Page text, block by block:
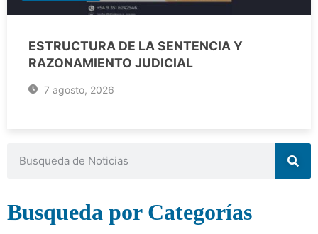
ESTRUCTURA DE LA SENTENCIA Y
RAZONAMIENTO JUDICIAL
7 agosto, 2026
Busqueda por Categorías